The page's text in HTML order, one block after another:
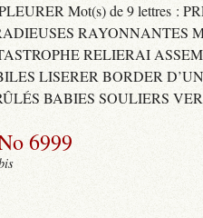
Mot(s) de 9 lettres :
RAYONNANTES
RELIERAI
LISERER BORDER
BABIES SOULIERS
6999